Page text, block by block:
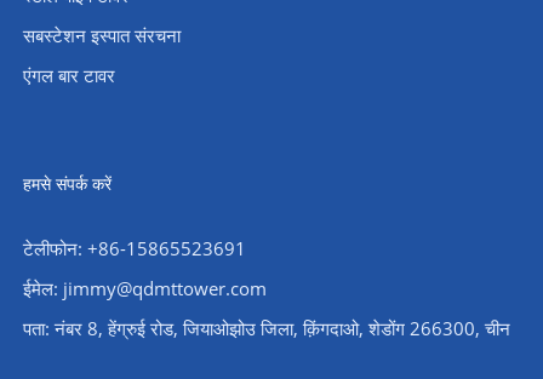
सबस्टेशन इस्पात संरचना
एंगल बार टावर
हमसे संपर्क करें
टेलीफोन: +86-15865523691
ईमेल: jimmy@qdmttower.com
पता: नंबर 8, हेंग्रुई रोड, जियाओझोउ जिला, क़िंगदाओ, शेडोंग 266300, चीन